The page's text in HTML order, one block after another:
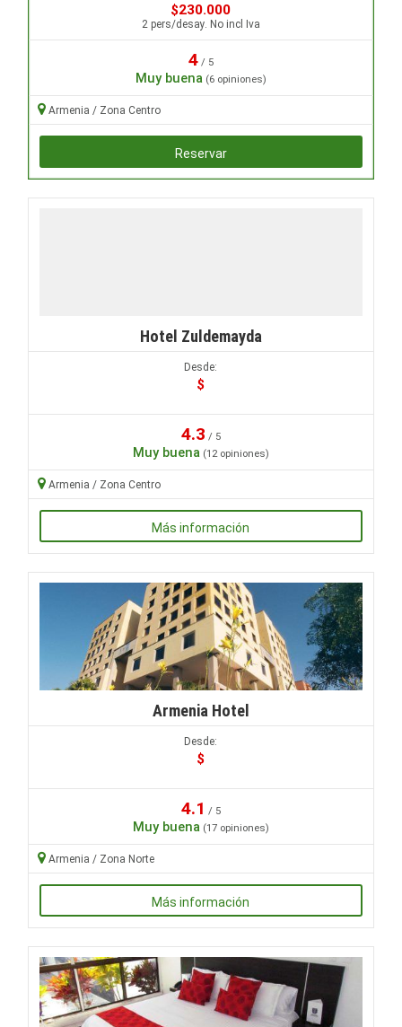
$230.000
2 pers/desay. No incl Iva
4/ 5
Muy buena(6 opiniones)
Armenia / Zona Centro
Reservar
Hotel Zuldemayda
Desde:
$
4.3 / 5
Muy buena(12 opiniones)
Armenia / Zona Centro
Más información
Armenia Hotel
Desde:
$
4.1 / 5
Muy buena(17 opiniones)
Armenia / Zona Norte
Más información